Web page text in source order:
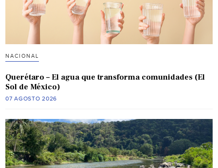
NACIONAL
Querétaro – El agua que transforma comunidades (El
Sol de México)
07 AGOSTO 2026